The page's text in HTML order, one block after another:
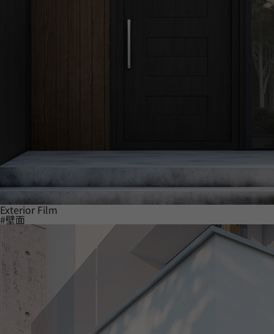
Exterior Film
#壁面